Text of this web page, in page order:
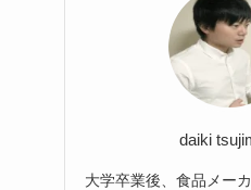
daiki
大学卒業後、食品メー